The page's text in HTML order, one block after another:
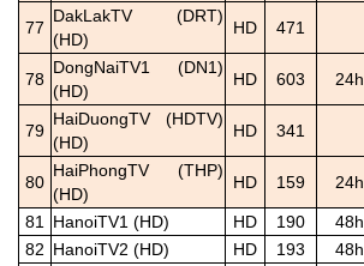
77
DakLakTV (DRT)
(HD)
HD 471
78
DongNaiTV1 (DN1)
(HD)
HD 603 24h
79
HaiDuongTV (HDTV)
(HD)
HD 341
80
HaiPhongTV (THP)
(HD)
HD 159 24h
81 HanoiTV1 (HD) HD 190 48h
82 HanoiTV2 (HD) HD 193 48h